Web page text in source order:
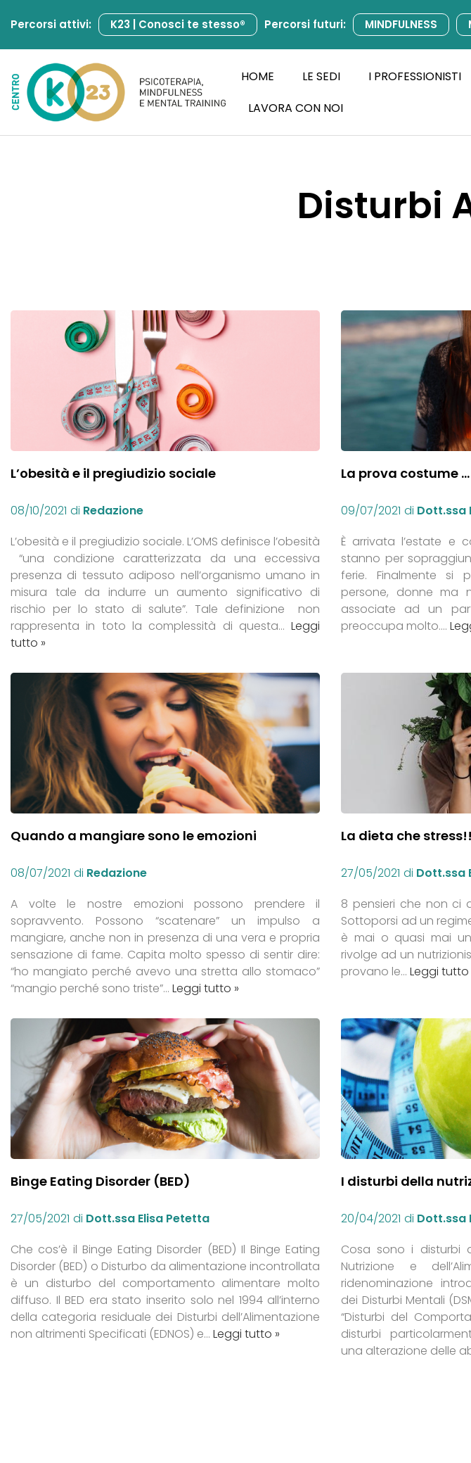
al
contenuto
Percorsi attivi: K23 | Conosci te stesso® Percorsi futuri: MINDFULNESS
HOME LE SEDI I PROFESSIONISTI
LAVORA CON NOI
Disturbi
L’obesità e il pregiudizio sociale
08/10/2021 di Redazione
L’obesità e il pregiudizio sociale. L’OMS definisce l’obesità
“una condizione caratterizzata da una eccessiva
presenza di tessuto adiposo nell’organismo umano in
misura tale da indurre un aumento significativo di
rischio per lo stato di salute”. Tale definizione non
rappresenta in toto la complessità di questa…Leggi
tutto »
La prova costume
09/07/2021 di Dott.ssa
È arrivata l’estate e
stanno per
ferie. Finalmente si
persone, donne ma
associate ad un
preoccupa molto.…
Quando a mangiare sono le emozioni
08/07/2021 di Redazione
A volte le nostre emozioni possono prendere il
sopravvento. Possono “scatenare” un impulso a
mangiare, anche non in presenza di una vera e propria
sensazione di fame. Capita molto spesso di sentir dire:
“ho mangiato perché avevo una stretta allo stomaco”
“mangio perché sono triste”… Leggi tutto »
La dieta che stress!!
27/05/2021 di Dott.ssa
8 pensieri che non ci
Sottoporsi ad un
è mai o quasi mai
rivolge ad un
provano le…Leggi tutto
Binge Eating Disorder (BED)
27/05/2021 di Dott.ssa Elisa Petetta
Che cos’è il Binge Eating Disorder (BED) Il Binge Eating
Disorder (BED) o Disturbo da alimentazione incontrollata
è un disturbo del comportamento alimentare molto
diffuso. Il BED era stato inserito solo nel 1994 all’interno
della categoria residuale dei Disturbi dell’Alimentazione
non altrimenti Specificati (EDNOS) e… Leggi tutto »
I disturbi della
20/04/2021 di Dott.ssa
Cosa sono i disturbi
Nutrizione e
ridenominazione
dei Disturbi Mentali
“Disturbi del
disturbi
una alterazione delle